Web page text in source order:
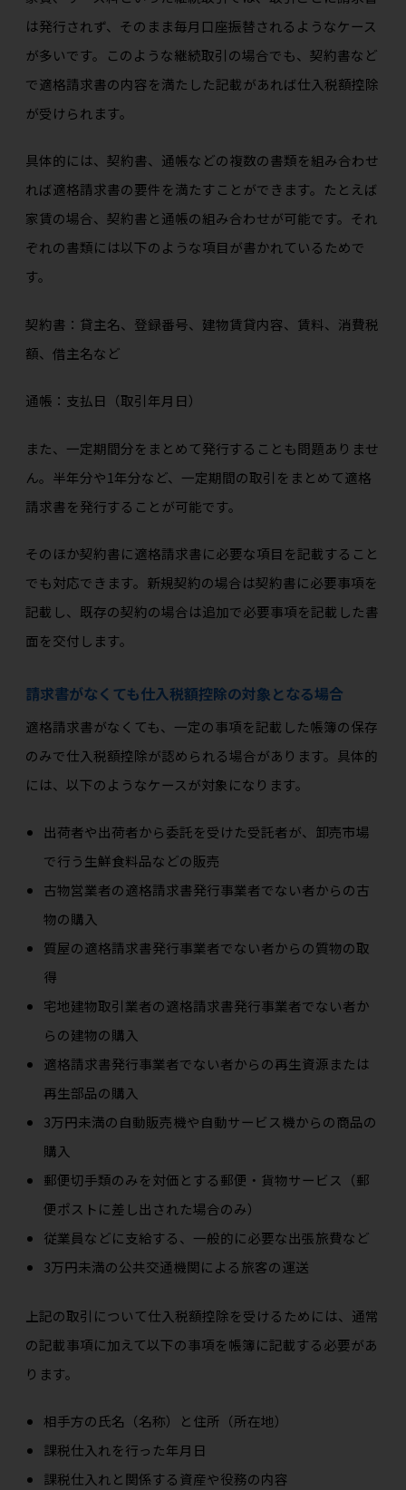
は発行されず、そのまま毎月口座振替されるようなケース
が多いです。このような継続取引の場合でも、契約書など
で適格請求書の内容を満たした記載があれば仕入税額控除
が受けられます。
具体的には、契約書、通帳などの複数の書類を組み合わせ
れば適格請求書の要件を満たすことができます。たとえば
家賃の場合、契約書と通帳の組み合わせが可能です。それ
ぞれの書類には以下のような項目が書かれているためで
す。
契約書：貸主名、登録番号、建物賃貸内容、賃料、消費税
額、借主名など
通帳：支払日（取引年月日）
また、一定期間分をまとめて発行することも問題ありませ
ん。半年分や1年分など、一定期間の取引をまとめて適格
請求書を発行することが可能です。
そのほか契約書に適格請求書に必要な項目を記載すること
でも対応できます。新規契約の場合は契約書に必要事項を
記載し、既存の契約の場合は追加で必要事項を記載した書
面を交付します。
請求書がなくても仕入税額控除の対象となる場合
適格請求書がなくても、一定の事項を記載した帳簿の保存
のみで仕入税額控除が認められる場合があります。具体的
には、以下のようなケースが対象になります。
出荷者や出荷者から委託を受けた受託者が、卸売市場
で行う生鮮食料品などの販売
古物営業者の適格請求書発行事業者でない者からの古
物の購入
質屋の適格請求書発行事業者でない者からの質物の取
得
宅地建物取引業者の適格請求書発行事業者でない者か
らの建物の購入
適格請求書発行事業者でない者からの再生資源または
再生部品の購入
3万円未満の自動販売機や自動サービス機からの商品の
購入
郵便切手類のみを対価とする郵便・貨物サービス（郵
便ポストに差し出された場合のみ）
従業員などに支給する、一般的に必要な出張旅費など
3万円未満の公共交通機関による旅客の運送
上記の取引について仕入税額控除を受けるためには、通常
の記載事項に加えて以下の事項を帳簿に記載する必要があ
ります。
相手方の氏名（名称）と住所（所在地）
課税仕入れを行った年月日
課税仕入れと関係する資産や役務の内容